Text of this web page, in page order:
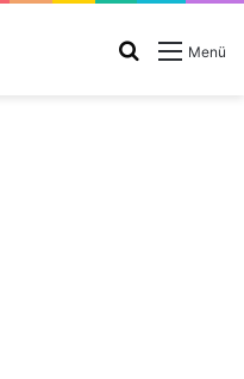
Menü
Arama